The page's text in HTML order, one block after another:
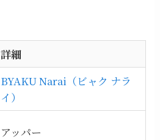
詳細
BYAKU Narai（ビャク ナラ
イ）
アッパー